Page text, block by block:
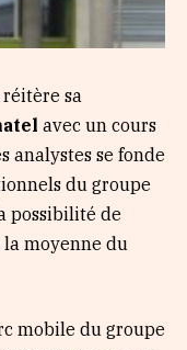
réitère sa
avec un cours
analystes se fonde
du groupe
possibilité de
moyenne du
mobile du groupe